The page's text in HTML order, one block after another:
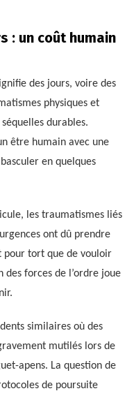
: un coût humain
des jours, voire des
physiques et
durables.
être humain avec une
en quelques
les traumatismes liés
ont dû prendre
pour tort que de vouloir
forces de l’ordre joue
similaires où des
mutilés lors de
apens. La question de
de poursuite